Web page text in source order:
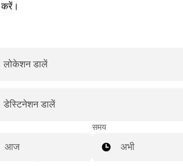
लोकेशन डालें
डेस्टिनेशन डालें
समय
अभी